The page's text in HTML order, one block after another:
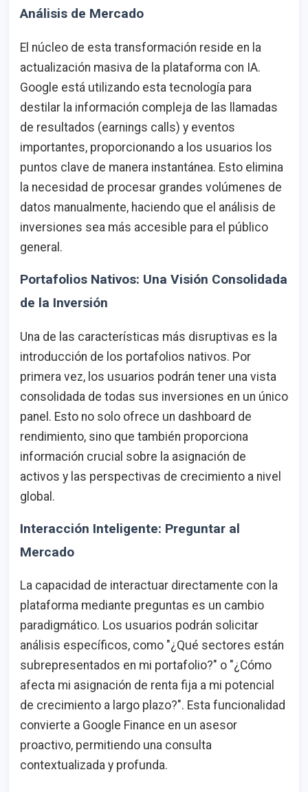
Análisis de Mercado
El núcleo de esta transformación reside en la
actualización masiva de la plataforma con IA.
Google está utilizando esta tecnología para
destilar la información compleja de las llamadas
de resultados (earnings calls) y eventos
importantes, proporcionando a los usuarios los
puntos clave de manera instantánea. Esto elimina
la necesidad de procesar grandes volúmenes de
datos manualmente, haciendo que el análisis de
inversiones sea más accesible para el público
general.
Portafolios Nativos: Una Visión Consolidada
de la Inversión
Una de las características más disruptivas es la
introducción de los portafolios nativos. Por
primera vez, los usuarios podrán tener una vista
consolidada de todas sus inversiones en un único
panel. Esto no solo ofrece un dashboard de
rendimiento, sino que también proporciona
información crucial sobre la asignación de
activos y las perspectivas de crecimiento a nivel
global.
Interacción Inteligente: Preguntar al
Mercado
La capacidad de interactuar directamente con la
plataforma mediante preguntas es un cambio
paradigmático. Los usuarios podrán solicitar
análisis específicos, como "¿Qué sectores están
subrepresentados en mi portafolio?" o "¿Cómo
afecta mi asignación de renta fija a mi potencial
de crecimiento a largo plazo?". Esta funcionalidad
convierte a Google Finance en un asesor
proactivo, permitiendo una consulta
contextualizada y profunda.